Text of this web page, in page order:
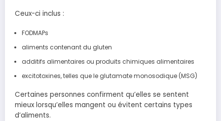
Ceux-ci inclus :
FODMAPs
aliments contenant du gluten
additifs alimentaires ou produits chimiques alimentaires
excitotoxines, telles que le glutamate monosodique (MSG)
Certaines personnes confirment qu’elles se sentent
mieux lorsqu’elles mangent ou évitent certains types
d’aliments.